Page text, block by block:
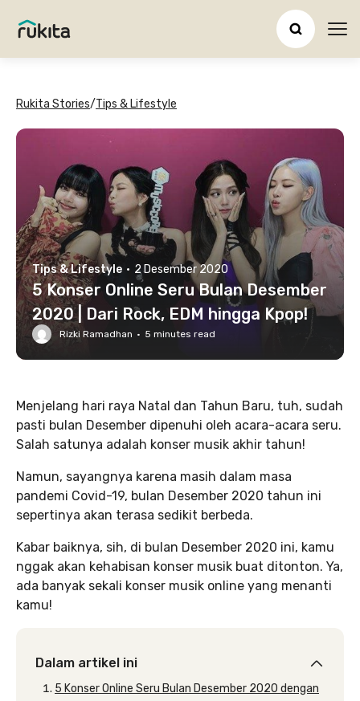
Rukita Stories/Tips & Lifestyle
Tips & Lifestyle · 2 Desember 2020
5 Konser Online Seru Bulan Desember
2020 | Dari Rock, EDM hingga Kpop!
Rizki Ramadhan · 5 minutes read
Menjelang hari raya Natal dan Tahun Baru, tuh, sudah
pasti bulan Desember dipenuhi oleh acara-acara seru.
Salah satunya adalah konser musik akhir tahun!
Namun, sayangnya karena masih dalam masa
pandemi Covid-19, bulan Desember 2020 tahun ini
sepertinya akan terasa sedikit berbeda.
Kabar baiknya, sih, di bulan Desember 2020 ini, kamu
nggak akan kehabisan konser musik buat ditonton. Ya,
ada banyak sekali konser musik online yang menanti
kamu!
Dalam artikel ini
5 Konser Online Seru Bulan Desember 2020 dengan